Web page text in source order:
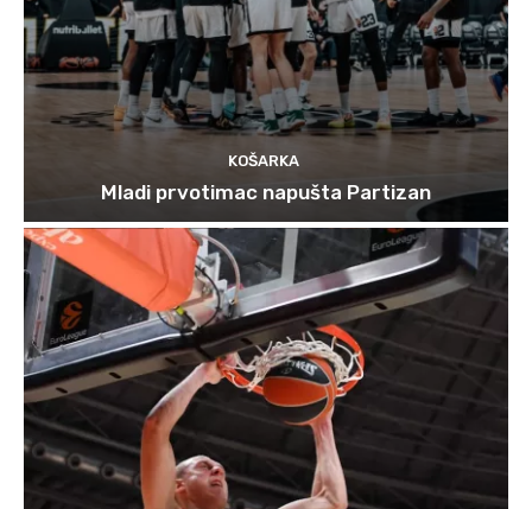
KOŠARKA
Mladi prvotimac napušta Partizan